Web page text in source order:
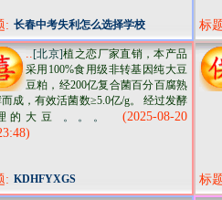
: 长春中考失利怎么选择学校 标
..[北京]植之恋厂家直销，本产品
采用100%食用级非转基因纯大豆
豆粕，经200亿复合菌百分百腐熟
成，有效活菌数≥5.0亿/g。 经过发酵
的大豆
。。。(2025-08-20
: KDHFYXGS 标